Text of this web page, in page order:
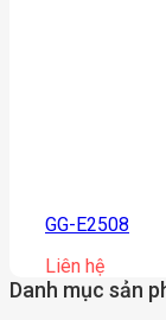
GG-E2508
Liên hệ
Danh mục sản